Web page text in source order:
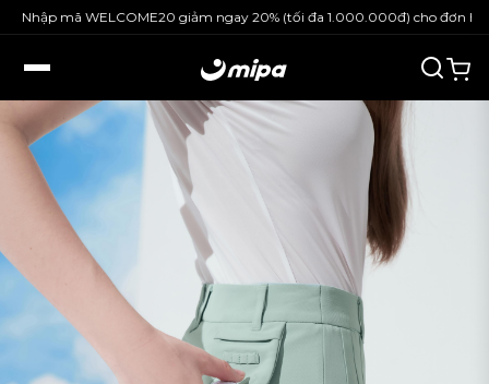
Nhập mã WELCOME20 giảm ngay 20% (tối đa 1.000.000đ) cho đơn